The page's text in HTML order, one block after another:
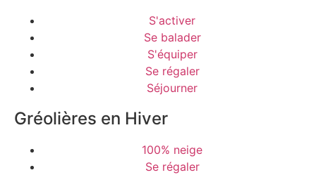
S'activer
Se balader
S'équiper
Se régaler
Séjourner
Gréolières en Hiver
100% neige
Se régaler